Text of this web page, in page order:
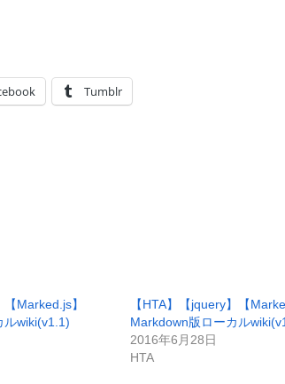
Tumblr
【Marked.js】
ルwiki(v1.1)
【HTA】【jquery】【
Markdown版ローカル
2016年6月28日
HTA